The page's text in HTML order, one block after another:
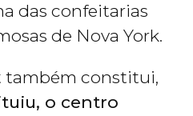
das confeitarias
de Nova York.
também constitui,
o centro